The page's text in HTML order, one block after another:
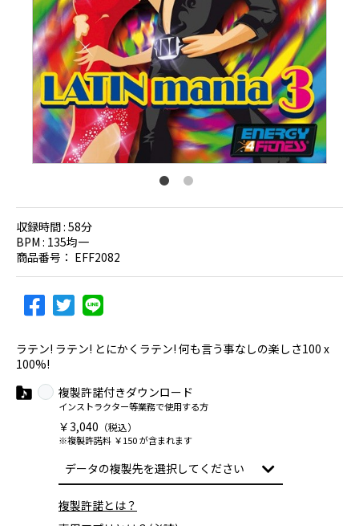
収録時間 : 58分
BPM : 135均一
商品番号： EFF2082
ラテン! ラテン! とにかくラテン! 何も言う事なしの楽しさ100 x
100%!
複製許諾付きダウンロード
インストラクター等業務で使用する方
￥3,040 （税込）
※複製許諾料 ￥150 が含まれます
複製許諾とは？